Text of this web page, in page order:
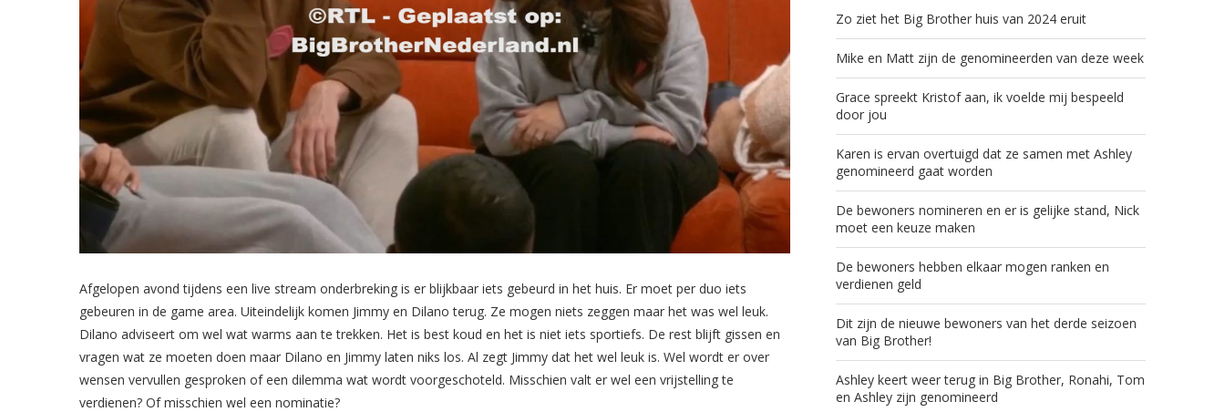
Afgelopen avond tijdens een live stream onderbreking is er blijkbaar iets gebeurd in het huis. Er moet per duo iets
gebeuren in de game area. Uiteindelijk komen Jimmy en Dilano terug. Ze mogen niets zeggen maar het was wel leuk.
Dilano adviseert om wel wat warms aan te trekken. Het is best koud en het is niet iets sportiefs. De rest blijft gissen en
vragen wat ze moeten doen maar Dilano en Jimmy laten niks los. Al zegt Jimmy dat het wel leuk is. Wel wordt er over
wensen vervullen gesproken of een dilemma wat wordt voorgeschoteld. Misschien valt er wel een vrijstelling te
verdienen? Of misschien wel een nominatie?
Zo ziet het Big Brother huis van 2024 eruit
Mike en Matt zijn de genomineerden van deze week
Grace spreekt Kristof aan, ik voelde mij bespeeld
door jou
Karen is ervan overtuigd dat ze samen met Ashley
genomineerd gaat worden
De bewoners nomineren en er is gelijke stand, Nick
moet een keuze maken
De bewoners hebben elkaar mogen ranken en
verdienen geld
Dit zijn de nieuwe bewoners van het derde seizoen
van Big Brother!
Ashley keert weer terug in Big Brother, Ronahi, Tom
en Ashley zijn genomineerd